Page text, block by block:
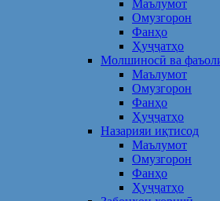
Маълумот
Омузгорон
Фанҳо
Ҳуҷҷатҳо
Молшиносӣ ва
Маълумот
Омузгорон
Фанҳо
Ҳуҷҷатҳо
Назарияи иқтисод
Маълумот
Омузгорон
Фанҳо
Ҳуҷҷатҳо